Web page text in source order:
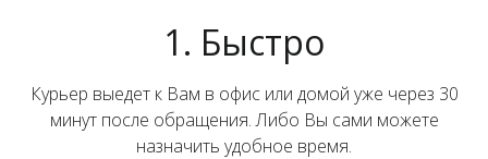
1. Быстро
Курьер выедет к Вам в офис или домой уже через 30
минут после обращения. Либо Вы сами можете
назначить удобное время.